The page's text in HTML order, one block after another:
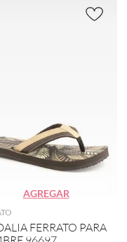
AGREGAR
FERRATO PARA